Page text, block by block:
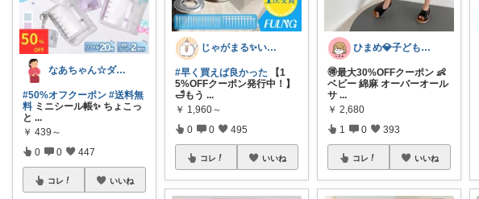
なあちゃん☆ダイヤモンド会員💎
#50%オフクーポン #送料無
料 ミニシール帳✨️ ちょこっ
と ...
￥ 439～
0 0 447
コレ いいね
じゃがまる✨いつもありがとうございます
#早く買えば良かった 【1
5%OFFクーポン発行中！】
🛁もう ...
￥ 1,960～
0 0 495
コレ いいね
ひまめ💎子どものいる暮らし
🉐最大30%OFFクーポン 👶
ベビー 綿麻 オーバーオール
サ ...
￥ 2,680
1 0 393
コレ いいね